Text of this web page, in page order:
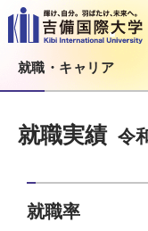
就職・キャリア
就職実績 令
就職率